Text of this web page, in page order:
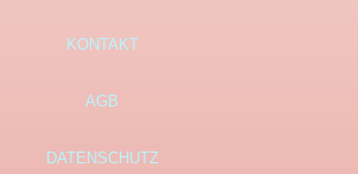
KONTAKT
AGB
DATENSCHUTZ